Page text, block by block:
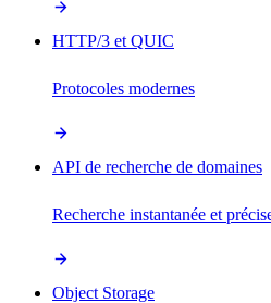
HTTP/3 et QUIC
Protocoles modernes
API de recherche de domaines
Recherche instantanée et
Object Storage